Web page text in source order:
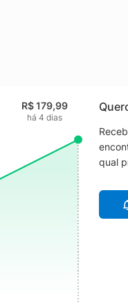
R$ 179,99
há 4 dias
qual